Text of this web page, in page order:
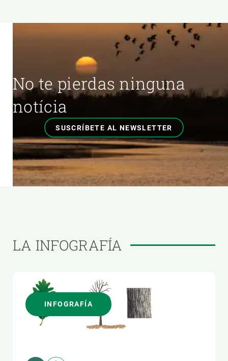
No te pierdas ninguna
notícia
SUSCRÍBETE AL NEWSLETTER
LA INFOGRAFÍA
INFOGRAFÍA